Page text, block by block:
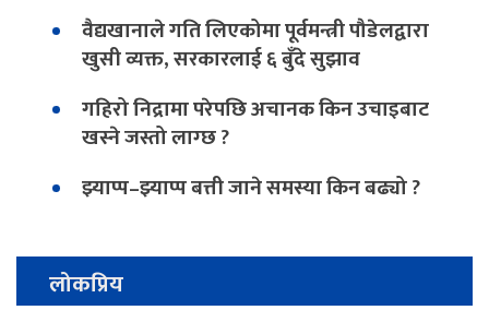
वैद्यखानाले गति लिएकोमा पूर्वमन्त्री पौडेलद्वारा
खुसी व्यक्त, सरकारलाई ६ बुँदे सुझाव
गहिरो निद्रामा परेपछि अचानक किन उचाइबाट
खस्ने जस्तो लाग्छ ?
झ्याप्प–झ्याप्प बत्ती जाने समस्या किन बढ्यो ?
लोकप्रिय